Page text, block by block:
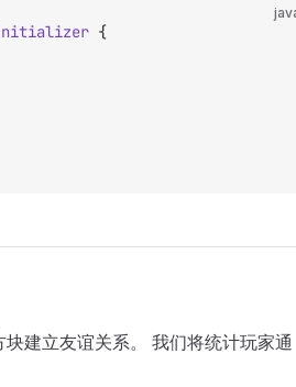
{
建立友谊关系。 我们将统计玩家通